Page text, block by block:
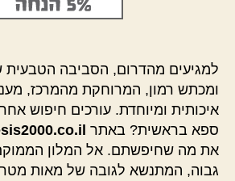
למגיעים מהדרום, הסביבה
ומכתש רמון, המרוחקת מהמרכז,
איכותית ומיוחדת. עורכים חיפוש
ספא בראשית? באתר
את מה שחיפשתם. אל המלון
גבוה, המתנשא לגובה של מאות